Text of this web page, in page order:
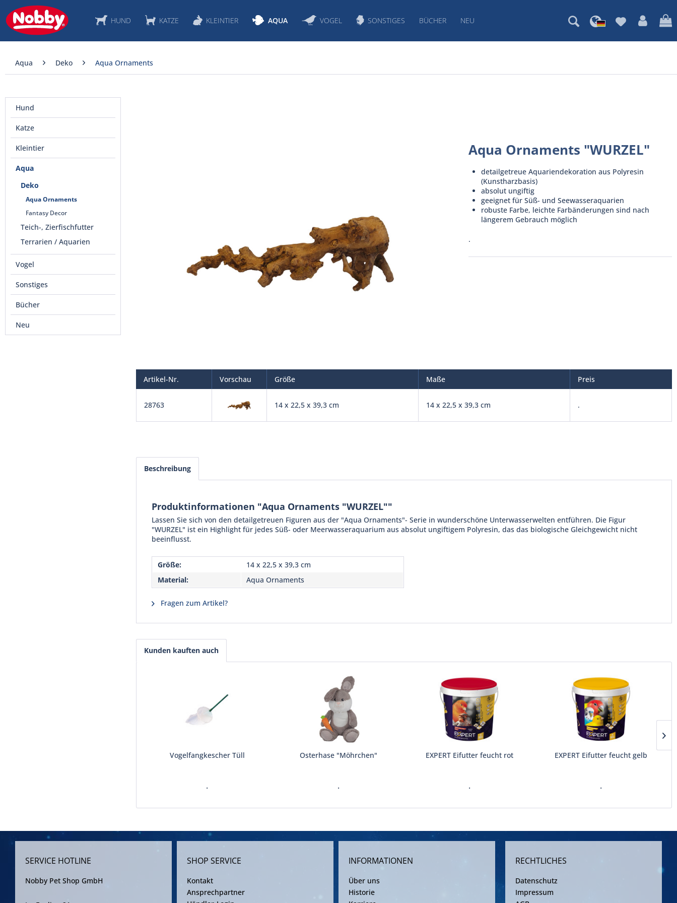
HUND KATZE KLEINTIER AQUA VOGEL SONSTIGES BÜCHER NEU
Aqua Deko Aqua Ornaments
Hund
Katze
Kleintier
Aqua
Deko
Aqua Ornaments
Fantasy Decor
Teich-, Zierfischfutter
Terrarien / Aquarien
Vogel
Sonstiges
Bücher
Neu
Aqua Ornaments "WURZEL"
detailgetreue Aquariendekoration aus Polyresin
(Kunstharzbasis)
absolut ungiftig
geeignet für Süß- und Seewasseraquarien
robuste Farbe, leichte Farbänderungen sind nach
längerem Gebrauch möglich
.
Artikel-Nr. Vorschau Größe Maße Preis
28763 14 x 22,5 x 39,3 cm 14 x 22,5 x 39,3 cm .
Beschreibung
Produktinformationen "Aqua Ornaments "WURZEL""
Lassen Sie sich von den detailgetreuen Figuren aus der "Aqua Ornaments"- Serie in wunderschöne Unterwasserwelten entführen. Die Figur
"WURZEL" ist ein Highlight für jedes Süß- oder Meerwasseraquarium aus absolut ungiftigem Polyresin, das das biologische Gleichgewicht nicht
beeinflusst.
Größe:
14 x 22,5 x 39,3 cm
Material:
Aqua Ornaments
Fragen zum Artikel?
Kunden kauften auch
Vogelfangkescher Tüll
.
Osterhase "Möhrchen"
.
EXPERT Eifutter feucht rot
.
EXPERT Eifutter feucht gelb
.
SERVICE HOTLINE
Nobby Pet Shop GmbH
SHOP SERVICE
Kontakt
Ansprechpartner
INFORMATIONEN
Über uns
Historie
RECHTLICHES
Datenschutz
Impressum